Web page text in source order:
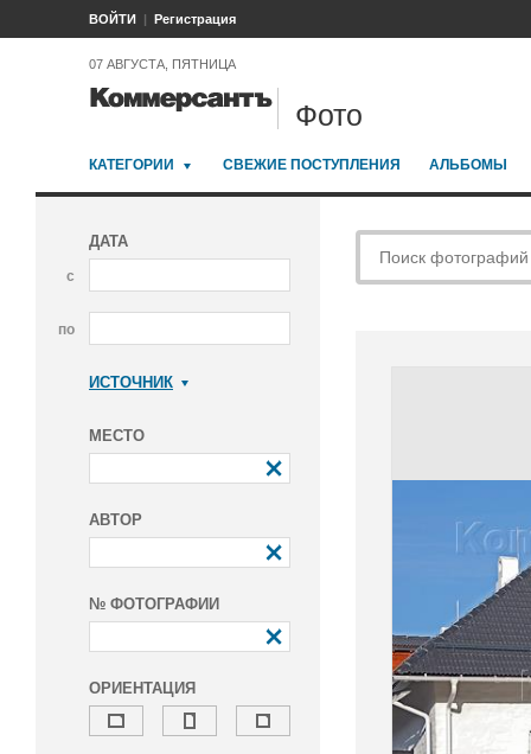
ВОЙТИ Регистрация
07 АВГУСТА, ПЯТНИЦА
Фото
КАТЕГОРИИ СВЕЖИЕ ПОСТУПЛЕНИЯ АЛЬБОМЫ
ДАТА
с
по
ИСТОЧНИК
МЕСТО
АВТОР
№ ФОТОГРАФИИ
ОРИЕНТАЦИЯ